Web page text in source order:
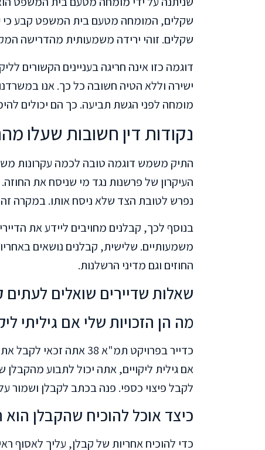
שקלים. זוהי ירידה משמעותית מהדרישה
דוגמה כזו אינה חריגה בעניינים הקשורים
ישירה וללא הטיה חשובה כל כך. אנו
מומחה לפני הגשת תביעה. כך הם יכולים
נקודות דין חשובות שעלו
התיק משמש דוגמה טובה לכמה עקרונות
העיקרון של פרשנות נגד מי שניסח את
נפרש לטובת הצד שלא ניסח אותו. במקרה זה,
בנוסף לכך, קבלנים מחויבים ליידע את
משמעותיים. שלישית, קבלנים נושאים
החוזים וגם מדיני הרשלנות.
שאלות שדיירים שואלים לעתים
מה הן הזכויות שלי אם גיליתי
כדייר בפרויקט תמ"א 38
אם גילית ליקויים, אתה יכול לתבוע
לקבל פיצוי כספי. פנה בכתב לקבלן ושמור
כיצד אוכל להוכיח שהקבלן הוא
כדי להוכיח אחריות של קבלן, עליך לאסוף